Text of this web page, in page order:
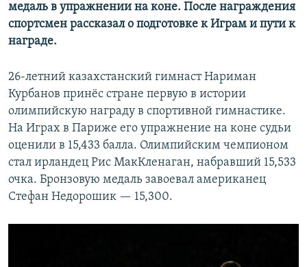
медаль в упражнении на коне. После награждения
спортсмен рассказал о подготовке к Играм и пути к
награде.
26-летний казахстанский гимнаст Нариман
Курбанов принёс стране первую в истории
олимпийскую награду в спортивной гимнастике.
На Играх в Париже его упражнение на коне судьи
оценили в 15,433 балла. Олимпийским чемпионом
стал ирландец Рис МакКленаган, набравший 15,533
очка. Бронзовую медаль завоевал американец
Стефан Недорошик — 15,300.